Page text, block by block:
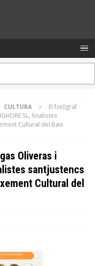
CULTURA
El fotògraf
SL, finalistes
Cultural del Baix
Oliveras i
santjustencs
Cultural del